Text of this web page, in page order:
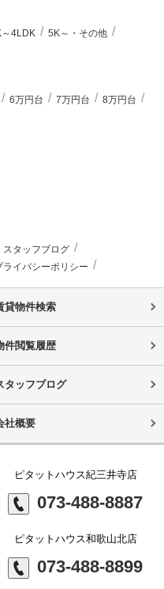
4LDK 5K～・その他
6万円台 7万円台
8万円台
スタッフブログ
ライバシーポリシー
貸物件検索
件閲覧履歴
タッフブログ
社概要
ピタットハウス紀三井寺店
073-488-8887
ピタットハウス和歌山北店
073-488-8899